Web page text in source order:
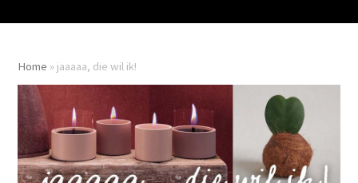
Home » jaaaaa, die wil ik!